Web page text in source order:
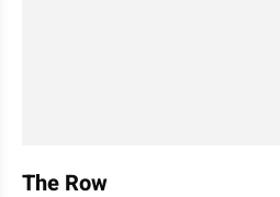
The Row